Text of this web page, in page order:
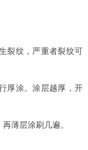
纹，严重者裂纹可
涂。涂层越厚，开
薄层涂刷几遍。